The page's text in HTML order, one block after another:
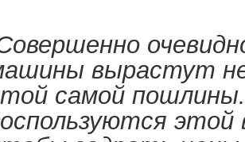
вырастут
самой